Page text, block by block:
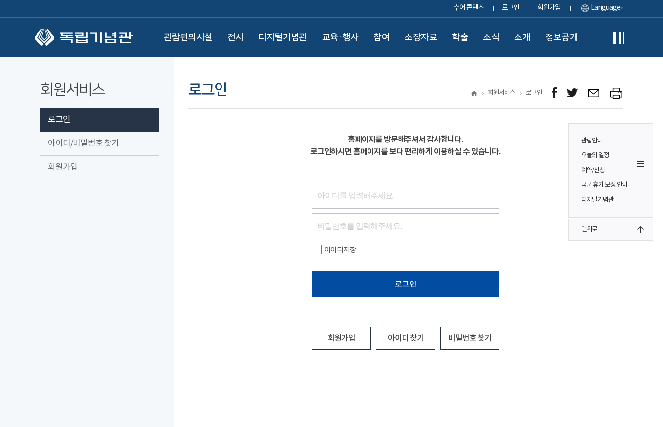
수어 콘텐츠 로그인 회원가입 Language
관람편의시설 전시 디지털기념관 교육·행사 참여 소장자료 학술 소식 소개 정보공개
관람안내
오늘의 일정
예약/신청
국군 휴가 보상 안내
디지털기념관
맨위로
회원서비스
로그인
아이디/비밀번호 찾기
회원가입
로그인 회원서비스 로그인
홈페이지를 방문해주셔서 감사합니다.
로그인하시면 홈페이지를 보다 편리하게 이용하실 수 있습니다.
아이디저장
로그인
회원가입 아이디 찾기 비밀번호 찾기